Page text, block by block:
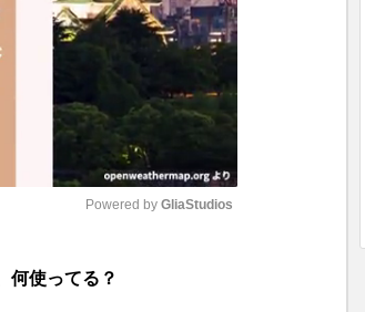
Powered by GliaStudios
何使ってる？